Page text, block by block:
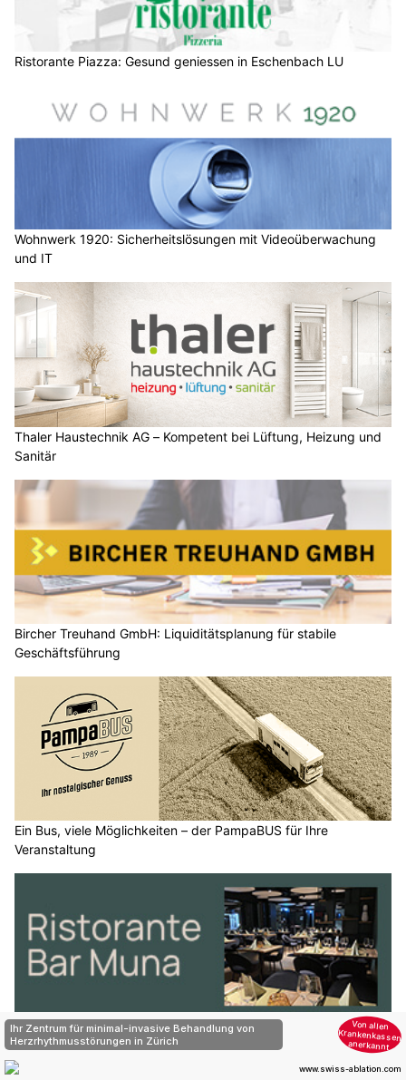
Ristorante Piazza: Gesund geniessen in Eschenbach LU
Wohnwerk 1920: Sicherheitslösungen mit Videoüberwachung
und IT
Thaler Haustechnik AG – Kompetent bei Lüftung, Heizung und
Sanitär
Bircher Treuhand GmbH: Liquiditätsplanung für stabile
Geschäftsführung
Ein Bus, viele Möglichkeiten – der PampaBUS für Ihre
Veranstaltung
Ristorante Muna Bern: Kulinarische Reise durch die
Mittelmeerküche